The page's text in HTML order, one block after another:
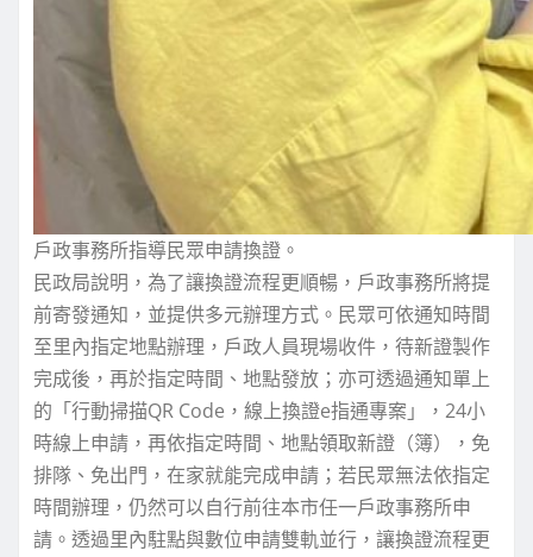
戶政事務所指導民眾申請換證。
民政局說明，為了讓換證流程更順暢，戶政事務所將提
前寄發通知，並提供多元辦理方式。民眾可依通知時間
至里內指定地點辦理，戶政人員現場收件，待新證製作
完成後，再於指定時間、地點發放；亦可透過通知單上
的「行動掃描QR Code，線上換證e指通專案」，24小
時線上申請，再依指定時間、地點領取新證（簿），免
排隊、免出門，在家就能完成申請；若民眾無法依指定
時間辦理，仍然可以自行前往本市任一戶政事務所申
請。透過里內駐點與數位申請雙軌並行，讓換證流程更